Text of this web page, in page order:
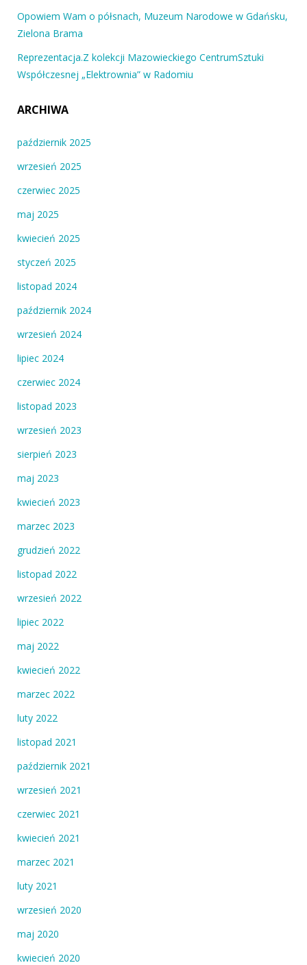
Opowiem Wam o półsnach, Muzeum Narodowe w Gdańsku,
Zielona Brama
Reprezentacja.Z kolekcji Mazowieckiego CentrumSztuki
Współczesnej „Elektrownia” w Radomiu
ARCHIWA
październik 2025
wrzesień 2025
czerwiec 2025
maj 2025
kwiecień 2025
styczeń 2025
listopad 2024
październik 2024
wrzesień 2024
lipiec 2024
czerwiec 2024
listopad 2023
wrzesień 2023
sierpień 2023
maj 2023
kwiecień 2023
marzec 2023
grudzień 2022
listopad 2022
wrzesień 2022
lipiec 2022
maj 2022
kwiecień 2022
marzec 2022
luty 2022
listopad 2021
październik 2021
wrzesień 2021
czerwiec 2021
kwiecień 2021
marzec 2021
luty 2021
wrzesień 2020
maj 2020
kwiecień 2020